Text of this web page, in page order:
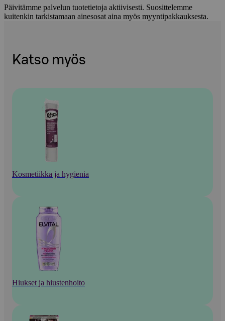
Päivitämme palvelun tuotetietoja aktiivisesti. Suosittelemme
kuitenkin tarkistamaan ainesosat aina myös myyntipakkauksesta.
Katso myös
Kosmetiikka ja hygienia
Hiukset ja hiustenhoito